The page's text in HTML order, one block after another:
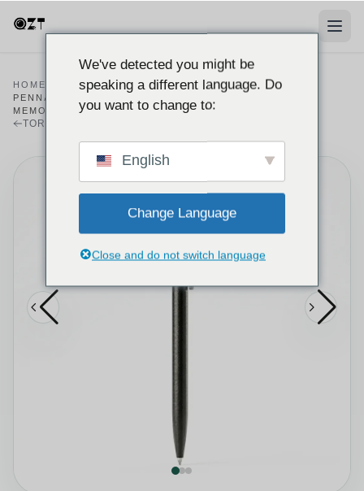
HOME PRODOTTI/REGISTRATORE /
PENNA REGISTRATORE VOCALE Q97 TIPO-C CON
MEMORIA DA 64GB
TORNA AL CATALOGO DEI REGISTRATORI
We've detected you might be
speaking a different language. Do
you want to change to:
English
Change Language
Close and do not switch language